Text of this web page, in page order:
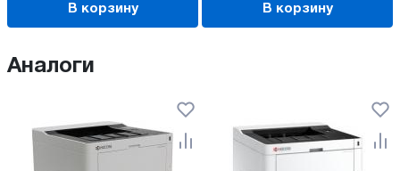
В корзину В корзину
Аналоги